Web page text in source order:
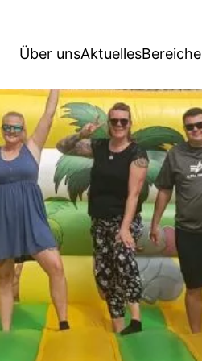
Über unsAktuellesBereiche